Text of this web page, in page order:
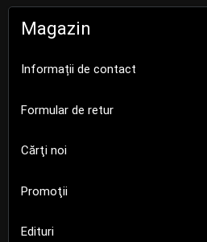
Magazin
Informații de contact
Formular de retur
Cărţi noi
Promoţii
Edituri